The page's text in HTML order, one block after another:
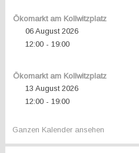
Ökomarkt am Kollwitzplatz
06 August 2026
12:00- 19:00
Ökomarkt am Kollwitzplatz
13 August 2026
12:00- 19:00
Ganzen Kalender ansehen